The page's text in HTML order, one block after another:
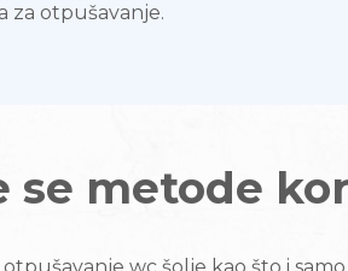
za otpušavanje.
se metode